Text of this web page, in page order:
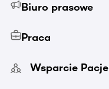
Biuro prasowe
Praca
Wsparcie